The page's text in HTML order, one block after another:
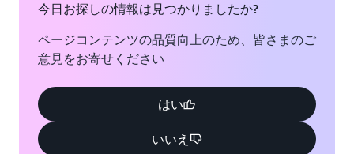
ス州
ジャクソンビル、フロ
リダ州
カンザスシティ、ミズ
ーリ州
ロサンゼルス、カリフ
サンノゼ、カリフォル
ニア州
サウスベンド、インデ
ィアナ州
今日お探しの情報は見つかりましたか?
ページコンテンツの品質向上のため、皆さまのご
意見をお寄せください
はい
いいえ